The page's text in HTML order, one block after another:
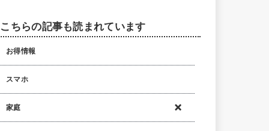
こちらの記事も読まれています
お得情報
スマホ
家庭